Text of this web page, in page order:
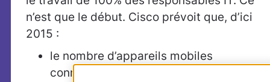
n’est que le début. Cisco prévoit que, d’ici
2015 :
le nombre d’appareils mobiles
connectés à Internet dépassera celui